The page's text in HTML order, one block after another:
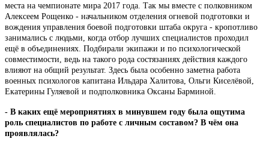
места на чемпионате мира 2017 года. Так мы вместе с полковником
Алексеем Рощенко - начальником отделения огневой подготовки и
вождения управления боевой подготовки штаба округа - кропотливо
занимались с людьми, когда отбор лучших специалистов проходил
ещё в объединениях. Подбирали экипажи и по психологической
совместимости, ведь на такого рода состязаниях действия каждого
влияют на общий результат. Здесь была особенно заметна работа
военных психологов капитана Ильдара Халитова, Ольги Киселёвой,
Екатерины Гуляевой и подполковника Оксаны Барминой.
- В каких ещё мероприятиях в минувшем году была ощутима
роль специалистов по работе с личным составом? В чём она
проявлялась?